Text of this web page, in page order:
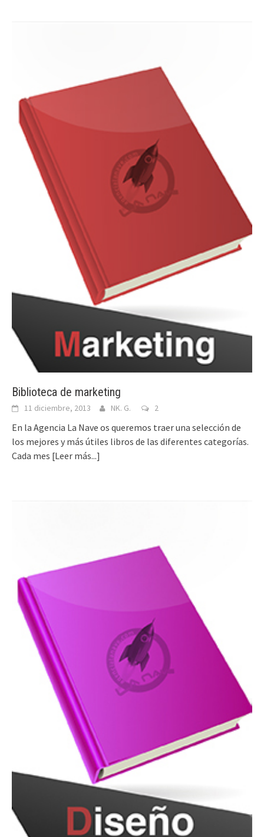
Biblioteca de marketing
11 diciembre, 2013 NK. G. 2
En la Agencia La Nave os queremos traer una selección de
los mejores y más útiles libros de las diferentes categorías.
Cada mes [Leer más...]